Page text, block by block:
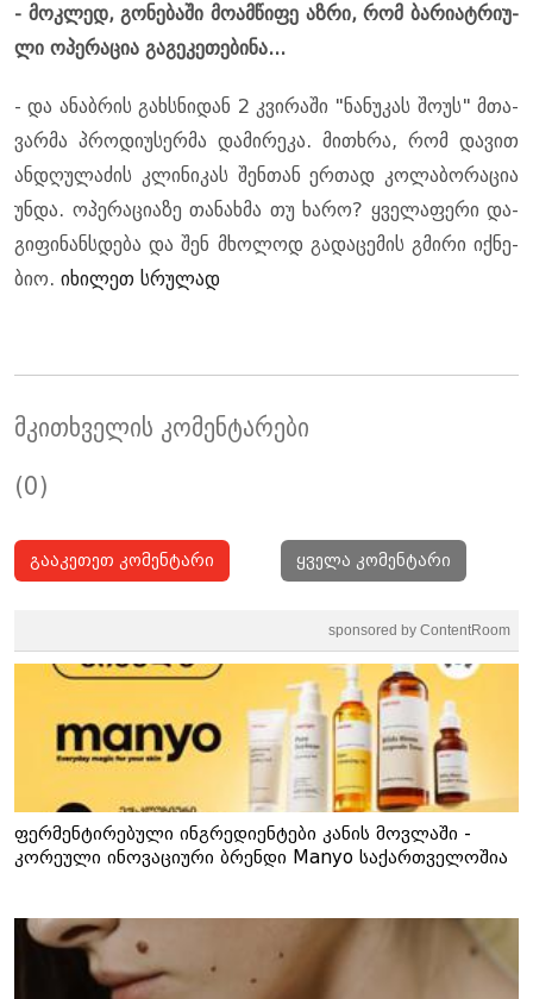
- მოკ­ლედ, გო­ნე­ბა­ში მო­ამ­წი­ფე აზრი, რომ ბა­რი­ატ­რი­უ­
ლი ოპე­რა­ცია გა­გე­კე­თე­ბი­ნა...
- და ანაბ­რის გახ­სნი­დან 2 კვი­რა­ში "ნა­ნუ­კას შოუს" მთა­
ვარ­მა პრო­დი­უ­სერ­მა და­მი­რე­კა. მი­თხრა, რომ და­ვით
ან­დღუ­ლა­ძის კლი­ნი­კას შენ­თან ერ­თად კო­ლა­ბო­რა­ცია
უნდა. ოპე­რა­ცი­ა­ზე თა­ნახ­მა თუ ხარო? ყვე­ლა­ფე­რი და­
გი­ფი­ნანსდე­ბა და შენ მხო­ლოდ გა­და­ცე­მის გმი­რი იქ­ნე­
ბიო. იხილეთ სრულად
მკითხველის კომენტარები
(0)
გააკეთეთ კომენტარი ყველა კომენტარი
sponsored by ContentRoom
ფერმენტირებული ინგრედიენტები კანის მოვლაში -
კორეული ინოვაციური ბრენდი Manyo საქართველოშია